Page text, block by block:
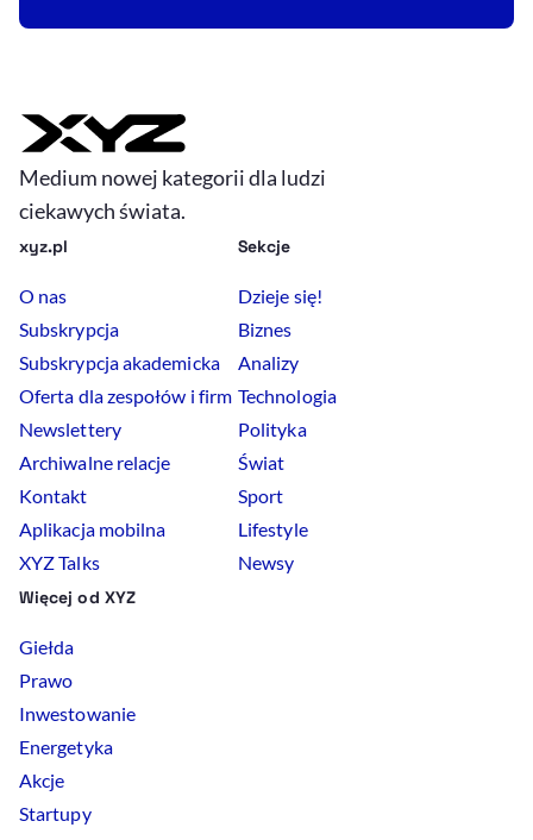
Medium nowej kategorii dla ludzi
ciekawych świata.
xyz.pl
O nas
Subskrypcja
Subskrypcja akademicka
Oferta dla zespołów i firm
Newslettery
Archiwalne relacje
Kontakt
Aplikacja mobilna
XYZ Talks
Sekcje
Dzieje się!
Biznes
Analizy
Technologia
Polityka
Świat
Sport
Lifestyle
Newsy
Więcej od XYZ
Giełda
Prawo
Inwestowanie
Energetyka
Akcje
Startupy